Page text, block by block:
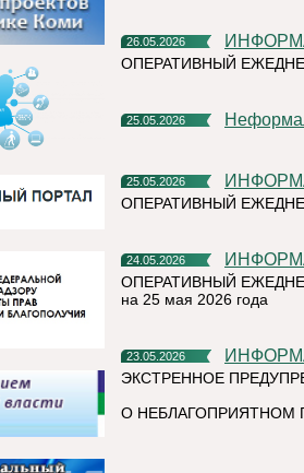
26.05.2026
ОПЕРАТИВНЫЙ
25.05.2026
25.05.2026
ОПЕРАТИВНЫЙ
24.05.2026
ОПЕРАТИВНЫЙ
на 25 мая 2026 года
23.05.2026
ЭКСТРЕННОЕ
О НЕБЛАГОПРИЯТНОМ